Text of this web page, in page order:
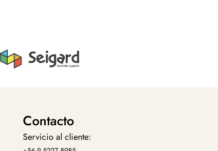
Contacto
Servicio al cliente: